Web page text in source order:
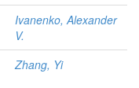
Ivanenko, Alexander
V.
Zhang, Yi